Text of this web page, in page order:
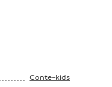
Conte-kids